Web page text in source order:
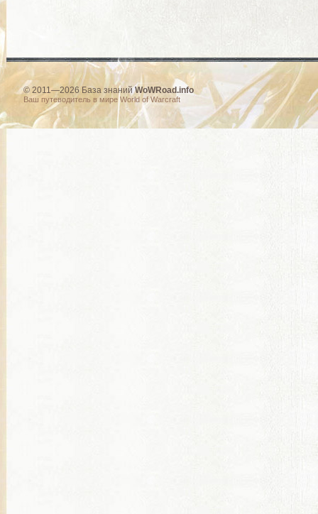
© 2011—2026 База знанийWoWRoad.info
Ваш путеводитель в мире World of Warcraft